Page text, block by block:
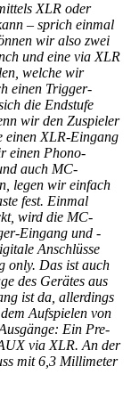
XLR oder
– sprich einmal
wir also zwei
und eine via XLR
welche wir
einen Trigger-
die Endstufe
wir den Zuspieler
einen XLR-Eingang
einen Phono-
auch MC-
legen wir einfach
fest. Einmal
wird die MC-
Eingang und -
Anschlüsse
only. Das ist auch
des Gerätes aus
ist da, allerdings
Aufspielen von
Ein Pre-
via XLR. An der
mit 6,3 Millimeter